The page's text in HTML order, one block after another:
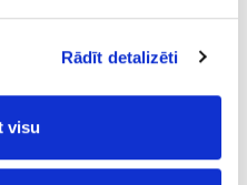
Rādīt detalizēti
visu
1.47